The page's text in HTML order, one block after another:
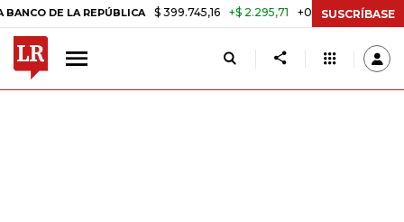
LA REPÚBLICA $ 399.745,16 +$ 2.295,71 +0,58% TASA DE
SUSCRÍBASE